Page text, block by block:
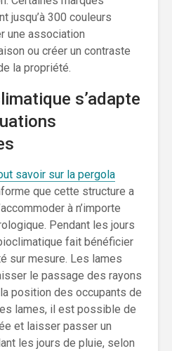
jusqu’à 300 couleurs
une association
ou créer un contraste
la propriété.
s’adapte
savoir sur la pergola
que cette structure a
à n’importe
Pendant les jours
fait bénéficier
sur mesure. Les lames
le passage des rayons
position des occupants de
lames, il est possible de
et laisser passer un
les jours de pluie, selon